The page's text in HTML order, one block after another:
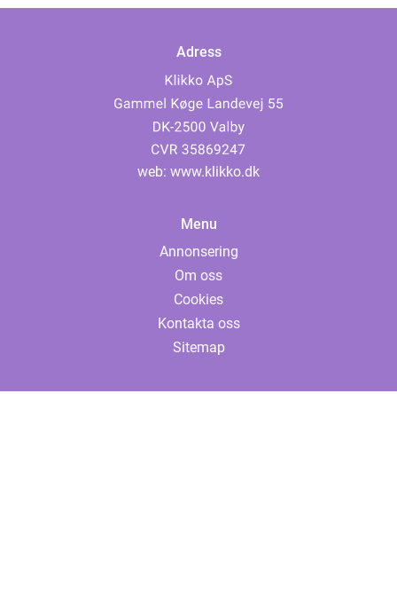
Adress
web: www.klikko.dk
Menu
Annonsering
Om oss
Cookies
Kontakta oss
Sitemap